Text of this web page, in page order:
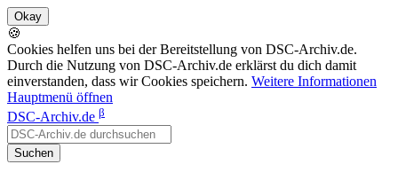
🍪
Cookies helfen uns bei der Bereitstellung von DSC-Archiv.de.
Durch die Nutzung von DSC-Archiv.de erklärst du dich damit
einverstanden, dass wir Cookies speichern. Weitere Informationen
Hauptmenü öffnen
DSC-Archiv.de β
Suchen